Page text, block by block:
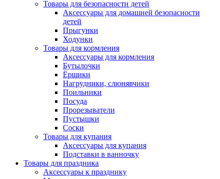
Товары для безопасности детей
Аксессуары для домашней безопасности
детей
Прыгунки
Ходунки
Товары для кормления
Аксессуары для кормления
Бутылочки
Ёршики
Нагрудники, слюнявчики
Поильники
Посуда
Прорезыватели
Пустышки
Соски
Товары для купания
Аксессуары для купания
Подставки в ванночку
Товары для праздника
Аксессуары к празднику